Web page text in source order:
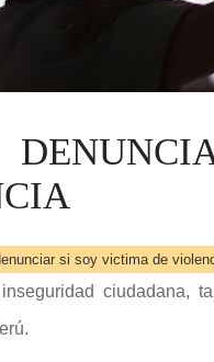
si soy victima de
ciudadana,